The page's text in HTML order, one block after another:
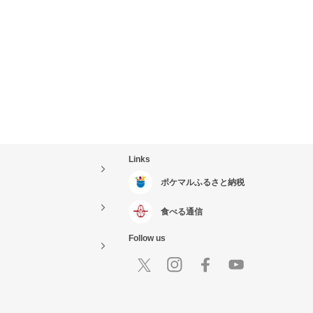
Links
ポケマルふるさと納税
食べる通信
Follow us